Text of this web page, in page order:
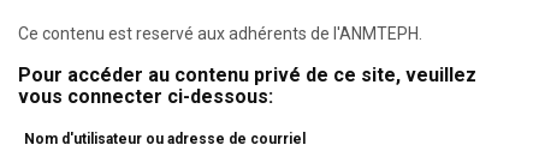
Ce contenu est reservé aux adhérents de l'ANMTEPH.
Pour accéder au contenu privé de ce site, veuillez
vous connecter ci-dessous:
Nom d'utilisateur ou adresse de courriel